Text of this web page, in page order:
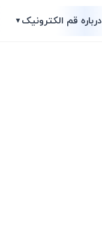
درباره قم الکترونیک▼